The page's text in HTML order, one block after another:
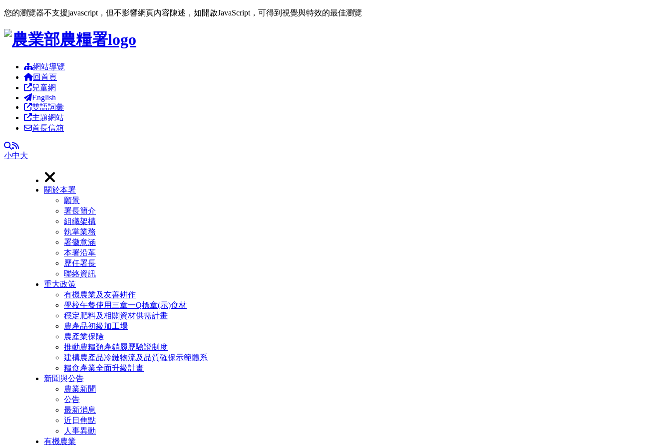
您的瀏覽器不支援javascript，但不影響網頁內容陳述，如開啟JavaScript，可得到視覺與特效的最佳瀏覽
跳到主要內容區塊
網站導覽
回首頁
兒童網
English
雙語詞彙
主題網站
首長信箱
全文檢索
RSS
小中大
關於本署
願景
署長簡介
組織架構
執掌業務
署徽意涵
本署沿革
歷任署長
聯絡資訊
重大政策
有機農業及友善耕作
學校午餐使用三章一Q標章(示)食材
穩定肥料及相關資材供需計畫
農產品初級加工場
農產業保險
推動農糧類產銷履歷驗證制度
建構農產品冷鏈物流及品質確保示範體系
糧食產業全面升級計畫
新聞與公告
農業新聞
公告
最新消息
近日焦點
人事異動
有機農業